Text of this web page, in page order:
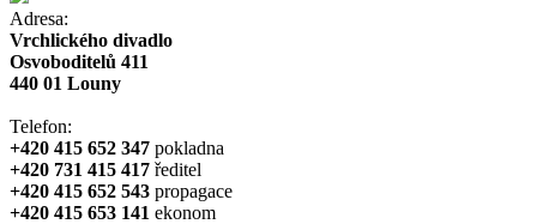
Adresa:
Vrchlického divadlo
Osvoboditelů 411
440 01 Louny
Telefon:
+420 415 652 347 pokladna
+420 731 415 417 ředitel
+420 415 652 543 propagace
+420 415 653 141 ekonom